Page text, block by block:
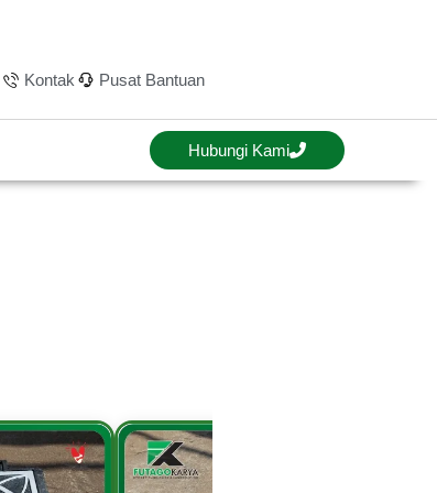
Kontak Pusat Bantuan
Hubungi Kami